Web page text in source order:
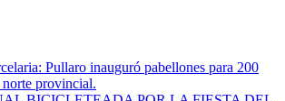
Pullaro inauguró pabellones para 200
norte provincial.